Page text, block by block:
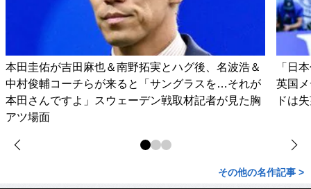
本田圭佑が吉田麻也＆南野拓実とハグ後、名波浩＆
中村俊輔コーチらが来ると「サングラスを…それが
本田さんですよ」スウェーデン戦取材記者が見た胸
アツ場面
「日
英国
ドは
その他の名作記事 >